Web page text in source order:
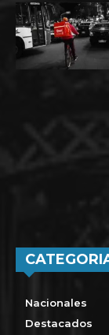
Nacionales
Destacados